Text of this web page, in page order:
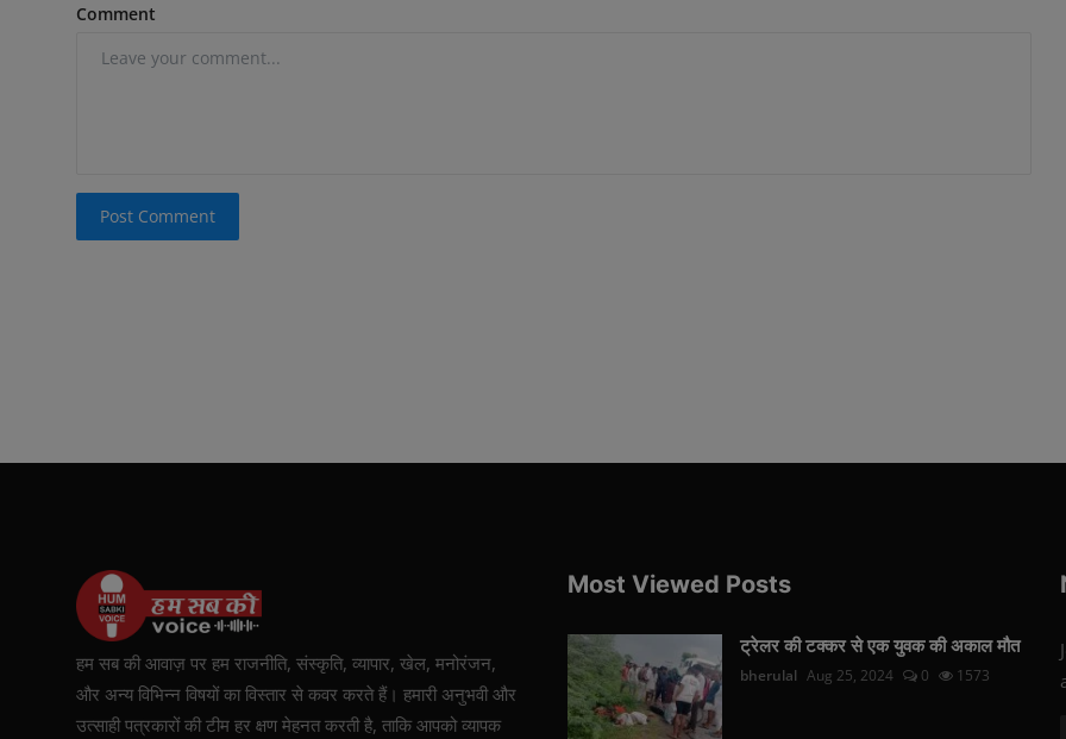
Comment
Post Comment
हम सब की आवाज़ पर हम राजनीति, संस्कृति, व्यापार, खेल, मनोरंजन,
और अन्य विभिन्न विषयों का विस्तार से कवर करते हैं। हमारी अनुभवी और
उत्साही पत्रकारों की टीम हर क्षण मेहनत करती है, ताकि आपको व्यापक
Most Viewed Posts
ट्रेलर की टक्कर से एक युवक की अकाल मौत
bherulal Aug 25, 2024 0 1573